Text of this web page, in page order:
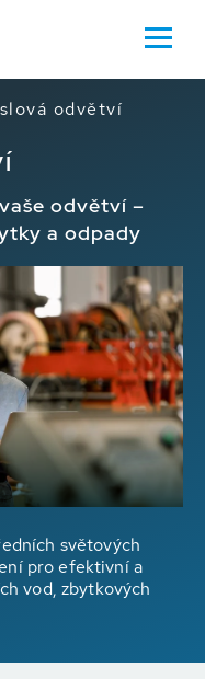
odvětví
odvětví –
a odpady
světových
pro efektivní a
vod, zbytkových